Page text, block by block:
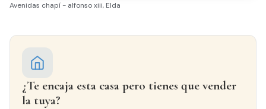
Madera
Avenidas chapí - alfonso xiii, Elda
¿Te encaja esta casa pero tienes que vender
la tuya?